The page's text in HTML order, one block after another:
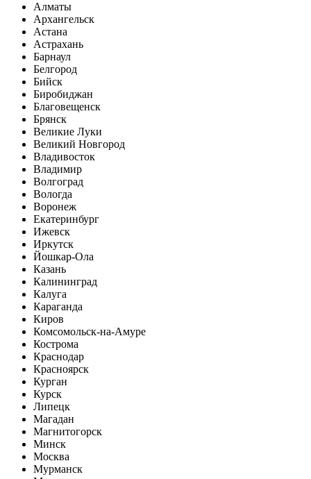
Алматы
Архангельск
Астана
Астрахань
Барнаул
Белгород
Бийск
Биробиджан
Благовещенск
Брянск
Великие Луки
Великий Новгород
Владивосток
Владимир
Волгоград
Вологда
Воронеж
Екатеринбург
Ижевск
Иркутск
Йошкар-Ола
Казань
Калининград
Калуга
Караганда
Киров
Комсомольск-на-Амуре
Кострома
Краснодар
Красноярск
Курган
Курск
Липецк
Магадан
Магнитогорск
Минск
Москва
Мурманск